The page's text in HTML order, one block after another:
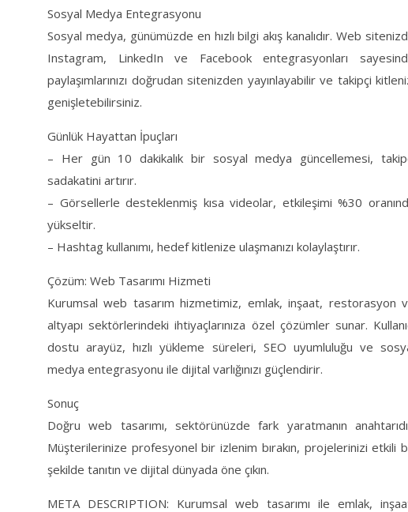
Sosyal Medya Entegrasyonu
Sosyal medya, günümüzde en hızlı bilgi akış kanalıdır. Web
Instagram, LinkedIn ve Facebook entegrasyonları
paylaşımlarınızı doğrudan sitenizden yayınlayabilir ve takipçi
genişletebilirsiniz.
Günlük Hayattan İpuçları
– Her gün 10 dakikalık bir sosyal medya güncellemesi,
sadakatini artırır.
– Görsellerle desteklenmiş kısa videolar, etkileşimi %30
yükseltir.
– Hashtag kullanımı, hedef kitlenize ulaşmanızı kolaylaştırır.
Çözüm: Web Tasarımı Hizmeti
Kurumsal web tasarım hizmetimiz, emlak, inşaat, restorasyon
altyapı sektörlerindeki ihtiyaçlarınıza özel çözümler sunar.
dostu arayüz, hızlı yükleme süreleri, SEO uyumluluğu ve
medya entegrasyonu ile dijital varlığınızı güçlendirir.
Sonuç
Doğru web tasarımı, sektörünüzde fark yaratmanın
Müşterilerinize profesyonel bir izlenim bırakın, projelerinizi etkili
şekilde tanıtın ve dijital dünyada öne çıkın.
META DESCRIPTION: Kurumsal web tasarımı ile emlak,